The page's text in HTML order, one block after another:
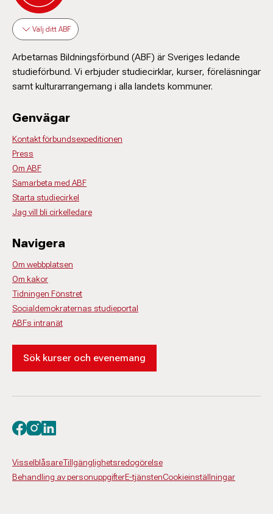
Välj ditt ABF
Arbetarnas Bildningsförbund (ABF) är Sveriges ledande
studieförbund. Vi erbjuder studiecirklar, kurser, föreläsningar
samt kulturarrangemang i alla landets kommuner.
Genvägar
Kontakt förbundsexpeditionen
Press
Om ABF
Samarbeta med ABF
Starta studiecirkel
Jag vill bli cirkelledare
Navigera
Om webbplatsen
Om kakor
Tidningen Fönstret
Socialdemokraternas studieportal
ABFs intranät
Sök kurser och evenemang
VisselblåsareTillgänglighetsredogörelse
Behandling av personuppgifterE-tjänstenCookieinställningar
Besök oss på facebook
Besök oss på instagram
Besök oss på linkedin